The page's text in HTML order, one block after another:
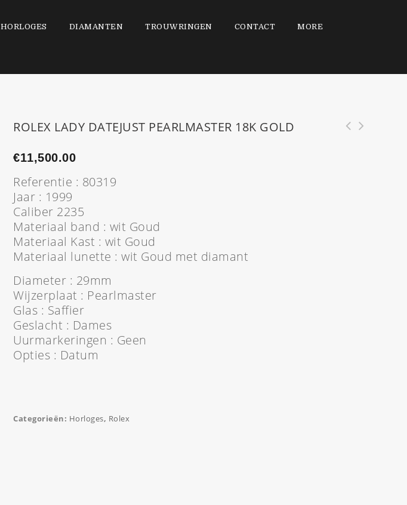
HORLOGES DIAMANTEN TROUWRINGEN CONTACT MORE
ROLEX LADY DATEJUST PEARLMASTER 18K GOLD
€11,500.00
Referentie : 80319
Jaar : 1999
Caliber 2235
Materiaal band : wit Goud
Materiaal Kast : wit Goud
Materiaal lunette : wit Goud met diamant
Diameter : 29mm
Wijzerplaat : Pearlmaster
Glas : Saffier
Geslacht : Dames
Uurmarkeringen : Geen
Opties : Datum
Categorieën: Horloges, Rolex